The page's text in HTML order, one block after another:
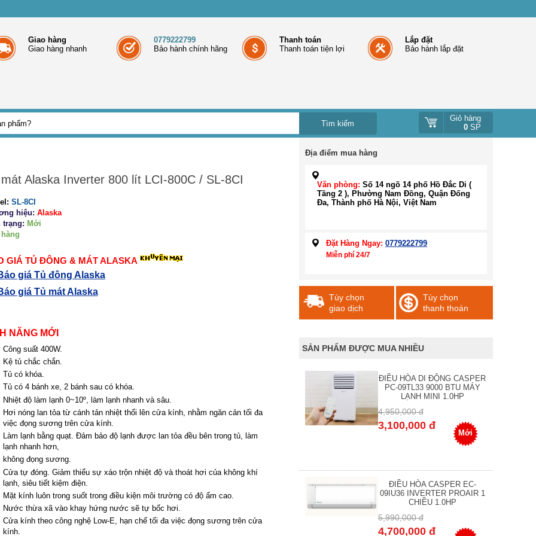
Giao hàng
Giao hàng nhanh
0779222799
Bảo hành chính hãng
Thanh toán
Thanh toán tiện lợi
Lắp đặt
Bảo hành lắp đặt
Giỏ hàng
0 SP
Alaska Inverter 800 lít LCI-800C / SL-8CI
SL-8CI
hiệu: Alaska
trạng: Mới
GIÁ TỦ ĐÔNG & MÁT ALASKA
giá Tủ đông Alaska
giá Tủ mát Alaska
NĂNG MỚI
Công suất 400W.
Kệ tủ chắc chắn.
Tủ có khóa.
Tủ có 4 bánh xe, 2 bánh sau có khóa.
Nhiệt độ làm lạnh 0~10º, làm lạnh nhanh và sâu.
Hơi nóng lan tỏa từ cánh tản nhiệt thổi lên cửa kính, nhằm ngăn cản tối đa
việc đọng sương trên cửa kính.
Làm lạnh bằng quạt. Đảm bảo độ lạnh được lan tỏa đều bên trong tủ, làm
lạnh nhanh hơn,
không đọng sương.
Cửa tự đóng. Giảm thiểu sự xáo trộn nhiệt độ và thoát hơi của không khí
lạnh, siêu tiết kiệm điện.
Mặt kính luôn trong suốt trong điều kiện môi trường có độ ẩm cao.
Nước thừa xã vào khay hứng nước sẽ tự bốc hơi.
Cửa kính theo công nghệ Low-E, hạn chế tối đa việc đọng sương trên cửa
kính.
Địa điểm mua hàng
Văn phòng: Số 14 ngõ 14 phố Hồ Đắc Di (
Tầng 2 ), Phường Nam Đồng, Quận Đống
Đa, Thành phố Hà Nội, Việt Nam
Đặt Hàng Ngay: 0779222799
Miễn phí 24/7
Tùy chọn
giao dịch
Tùy chọn
thanh thoán
SẢN PHẨM ĐƯỢC MUA NHIỀU
ĐIỀU HÒA DI ĐỘNG CASPER
PC-09TL33 9000 BTU MÁY
LẠNH MINI 1.0HP
4,950,000 đ
3,100,000 đ
Mới
ĐIỀU HÒA CASPER EC-
09IU36 INVERTER PROAIR 1
CHIỀU 1.0HP
5,990,000 đ
4,700,000 đ